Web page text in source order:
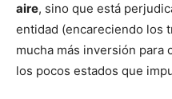
aire, sino que está
entidad (encareciendo los
mucha más inversión para
los pocos estados que